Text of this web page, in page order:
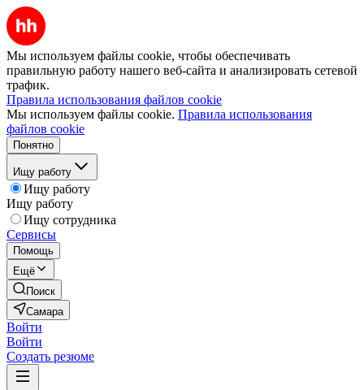
Мы используем файлы cookie, чтобы обеспечивать
правильную работу нашего веб-сайта и анализировать сетевой
трафик.
Правила использования файлов cookie
Мы используем файлы cookie. Правила использования
файлов cookie
Понятно
Ищу работу
Ищу работу
Ищу работу
Ищу сотрудника
Сервисы
Помощь
Ещё
Поиск
Самара
Войти
Войти
Создать резюме